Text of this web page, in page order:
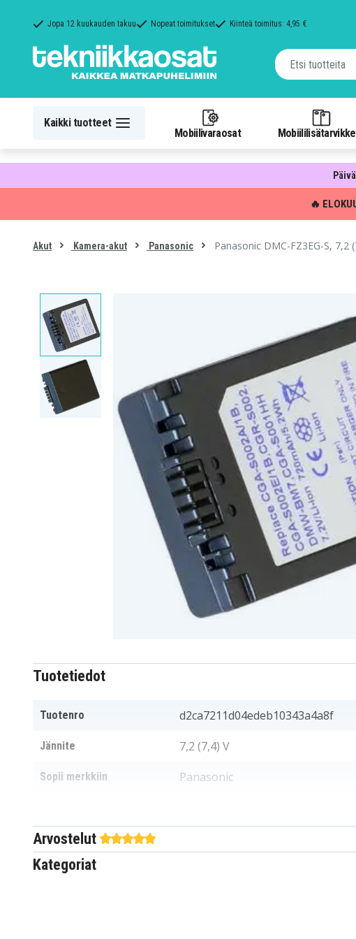
Jopa 12 kuukauden takuu Nopeat toimitukset Kiinteä toimitus: 4,95 €
Kaikki tuotteet
Mobiilivaraosat
🔥
Akut Kamera-akut Panasonic Panasonic DMC-FZ3EG-S, 7,2
Tuotetiedot
Tuotenro d2ca7211d04edeb10343a4a8f
Jännite 7,2 (7,4) V
Sopii merkkiin Panasonic
Kapasiteetti
Arvostelut
Kategoriat